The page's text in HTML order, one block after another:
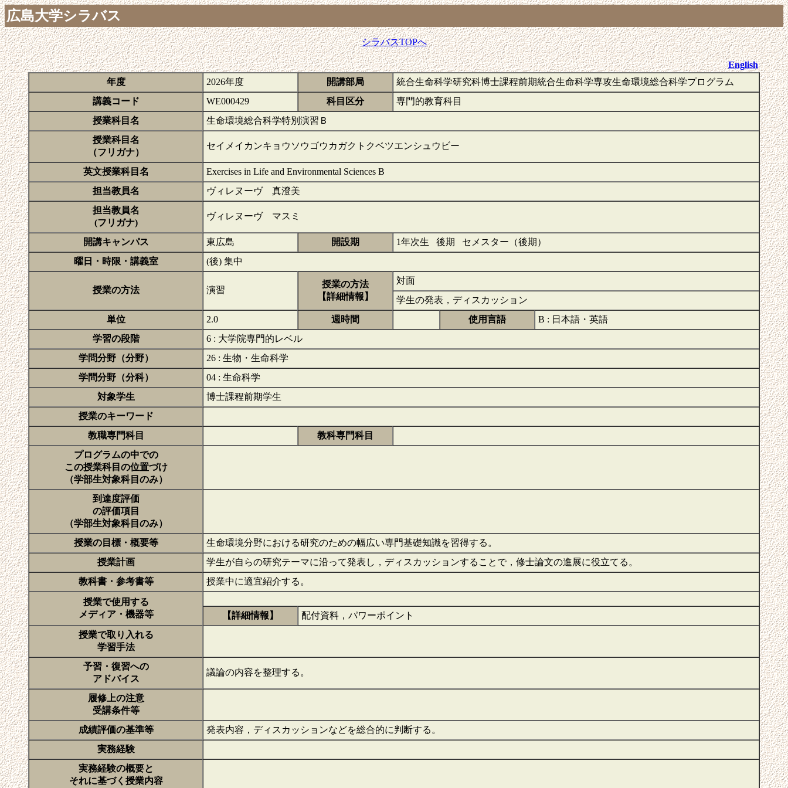
広島大学シラバス
シラバスTOPへ
English
年度
2026年度 開講部局
統合生命科学研究科博士課程前期統合生命科学専攻生命環境総合科学プログラム
講義コード
WE000429 科目区分
専門的教育科目
授業科目名
生命環境総合科学特別演習Ｂ
授業科目名
（フリガナ）
セイメイカンキョウソウゴウカガクトクベツエンシュウビー
英文授業科目名
Exercises in Life and Environmental Sciences B
担当教員名
ヴィレヌーヴ 真澄美
担当教員名
(フリガナ)
ヴィレヌーヴ マスミ
開講キャンパス 東広島 開設期
1年次生 後期 セメスター（後期）
曜日・時限・講義室
(後) 集中
授業の方法 演習
授業の方法
【詳細情報】
対面
学生の発表，ディスカッション
単位
2.0 週時間 使用言語
B : 日本語・英語
学習の段階
6 : 大学院専門的レベル
学問分野（分野）
26 : 生物・生命科学
学問分野（分科）
04 : 生命科学
対象学生
博士課程前期学生
授業のキーワード
教職専門科目
教科専門科目
プログラムの中での
この授業科目の位置づけ
（学部生対象科目のみ）
到達度評価
の評価項目
（学部生対象科目のみ）
授業の目標・概要等
生命環境分野における研究のための幅広い専門基礎知識を習得する。
授業計画
学生が自らの研究テーマに沿って発表し，ディスカッションすることで，修士論文の進展に役立てる。
教科書・参考書等
授業中に適宜紹介する。
授業で使用する
メディア・機器等
【詳細情報】
配付資料，パワーポイント
授業で取り入れる
学習手法
予習・復習への
アドバイス
議論の内容を整理する。
履修上の注意
受講条件等
成績評価の基準等
発表内容，ディスカッションなどを総合的に判断する。
実務経験
実務経験の概要と
それに基づく授業内容